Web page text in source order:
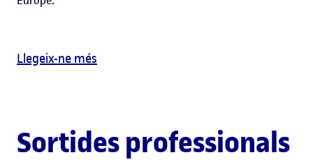
Llegeix-ne més
Sortides professionals